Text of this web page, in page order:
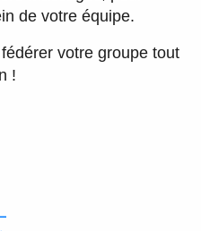
de votre équipe.
votre groupe tout
!